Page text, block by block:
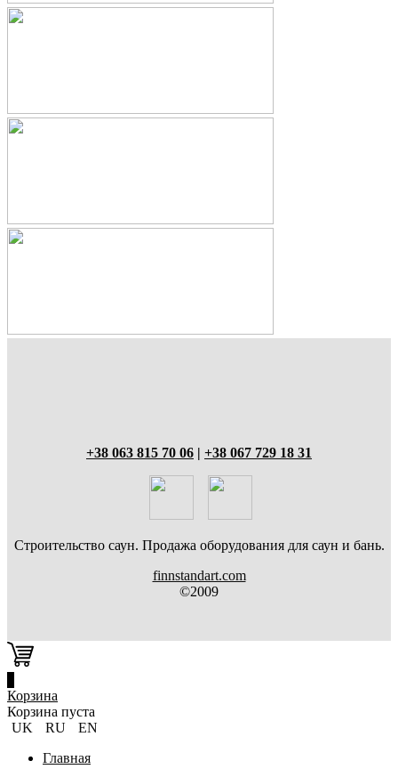
+38 063 815 70 06 | +38 067 729 18 31
Строительство саун. Продажа оборудования для саун и бань.
finnstandart.com
©2009
Корзина
Корзина пуста
UK
RU
EN
Главная